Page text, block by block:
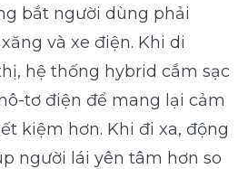
bắt người dùng phải
và xe điện. Khi di
hệ thống hybrid cắm sạc
tơ điện để mang lại cảm
kiệm hơn. Khi đi xa, động
người lái yên tâm hơn so